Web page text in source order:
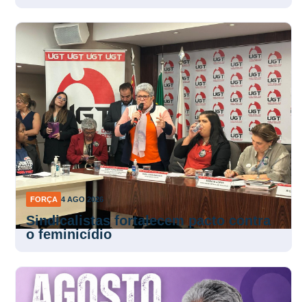
FORÇA 4 AGO 2026
Sindicalistas fortalecem pacto contra
o feminicídio